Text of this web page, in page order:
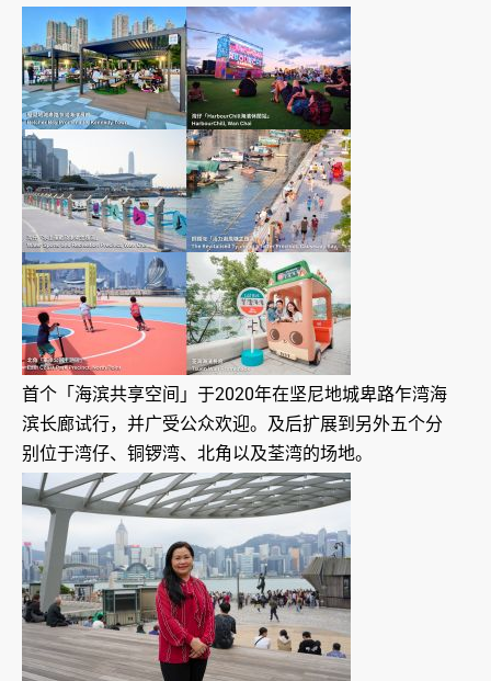
首个「海滨共享空间」于2020年在坚尼地城卑路乍湾海
滨长廊试行，并广受公众欢迎。及后扩展到另外五个分
别位于湾仔、铜锣湾、北角以及荃湾的场地。